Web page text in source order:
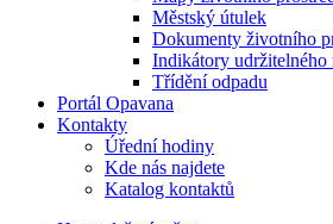
Městský útulek
Dokumenty životního
Indikátory udržitelného
Třídění odpadu
Portál Opavana
Kontakty
Úřední hodiny
Kde nás najdete
Katalog kontaktů